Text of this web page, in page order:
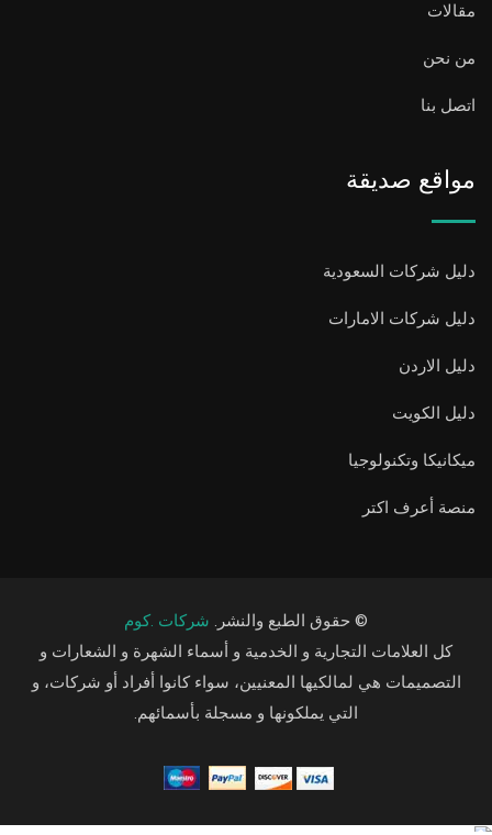
مقالات
من نحن
اتصل بنا
مواقع صديقة
دليل شركات السعودية
دليل شركات الامارات
دليل الاردن
دليل الكويت
ميكانيكا وتكنولوجيا
منصة أعرف اكتر
© حقوق الطبع والنشر. شركات .كوم
كل العلامات التجارية و الخدمية و أسماء الشهرة و الشعارات و
التصميمات هي لمالكيها المعنيين، سواء كانوا أفراد أو شركات، و
التي يملكونها و مسجلة بأسمائهم.